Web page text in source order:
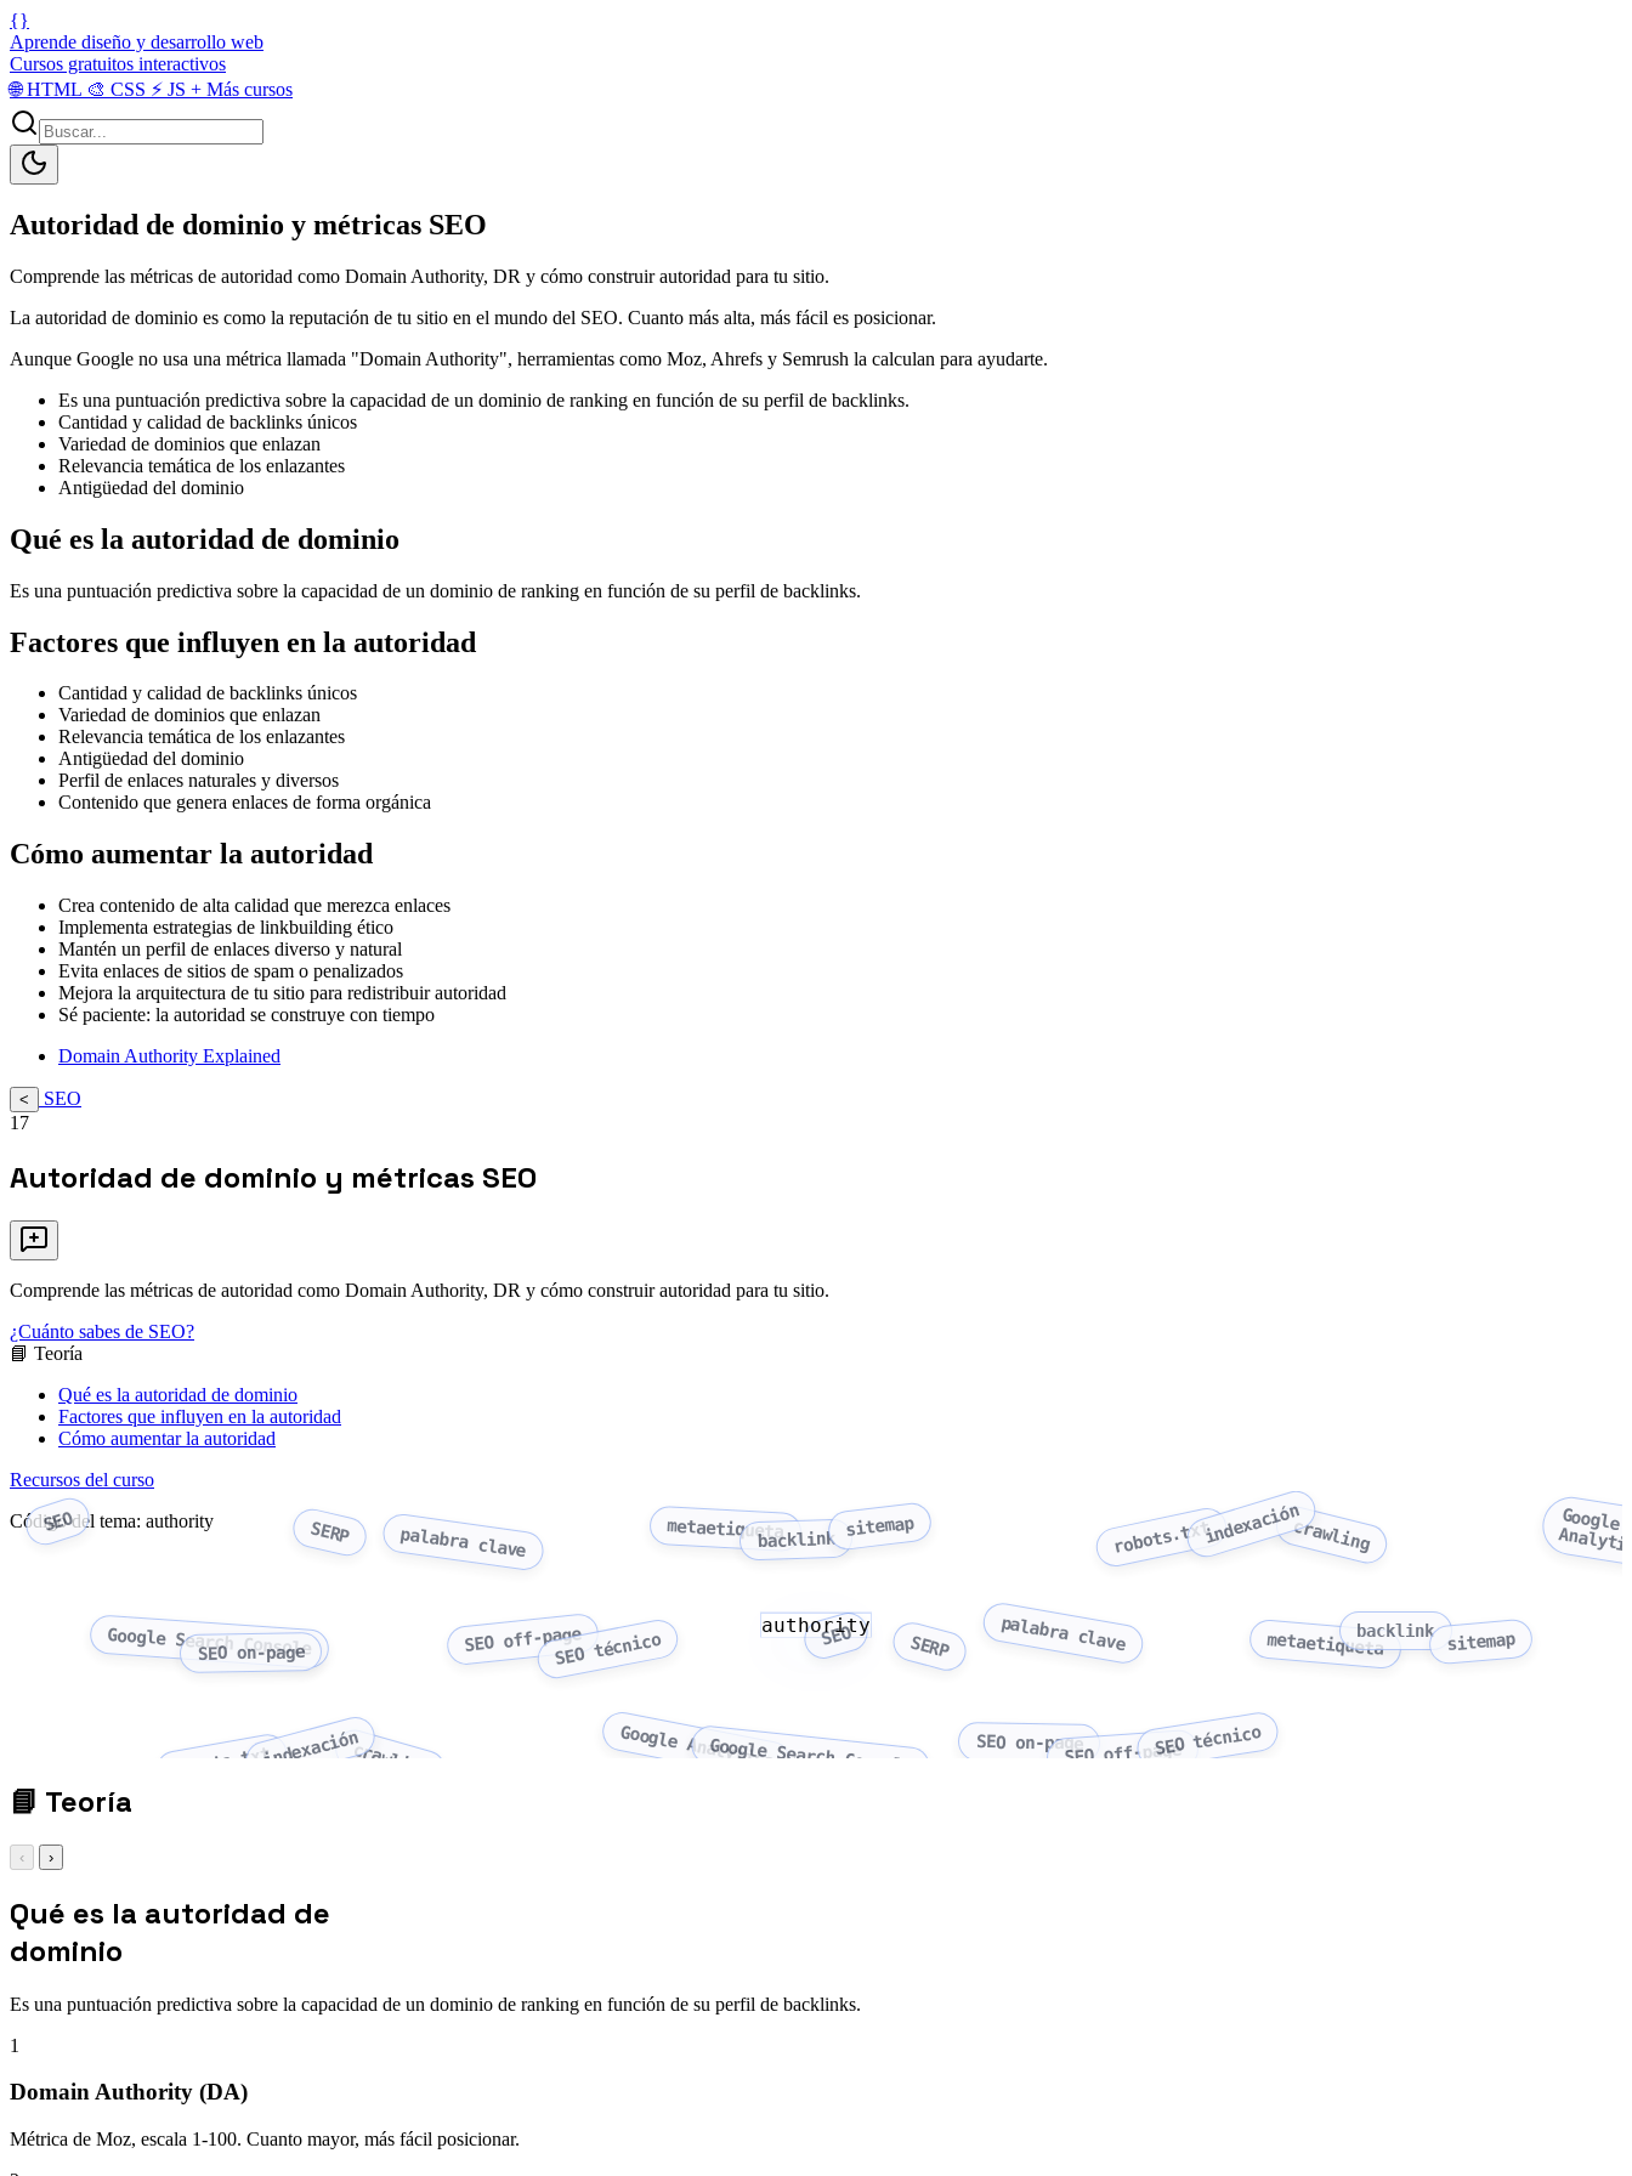
{}
Aprende diseño y desarrollo web
Cursos gratuitos interactivos
🌐HTML 🎨 CSS ⚡ JS + Más cursos
Autoridad de dominio y métricas SEO
Comprende las métricas de autoridad como Domain Authority, DR y cómo construir autoridad para tu sitio.
La autoridad de dominio es como la reputación de tu sitio en el mundo del SEO. Cuanto más alta, más fácil es posicionar.
Aunque Google no usa una métrica llamada "Domain Authority", herramientas como Moz, Ahrefs y Semrush la calculan para ayudarte.
Es una puntuación predictiva sobre la capacidad de un dominio de ranking en función de su perfil de backlinks.
Cantidad y calidad de backlinks únicos
Variedad de dominios que enlazan
Relevancia temática de los enlazantes
Antigüedad del dominio
Qué es la autoridad de dominio
Es una puntuación predictiva sobre la capacidad de un dominio de ranking en función de su perfil de backlinks.
Factores que influyen en la autoridad
Cantidad y calidad de backlinks únicos
Variedad de dominios que enlazan
Relevancia temática de los enlazantes
Antigüedad del dominio
Perfil de enlaces naturales y diversos
Contenido que genera enlaces de forma orgánica
Cómo aumentar la autoridad
Crea contenido de alta calidad que merezca enlaces
Implementa estrategias de linkbuilding ético
Mantén un perfil de enlaces diverso y natural
Evita enlaces de sitios de spam o penalizados
Mejora la arquitectura de tu sitio para redistribuir autoridad
Sé paciente: la autoridad se construye con tiempo
Domain Authority Explained
<
SEO
17
Autoridad de dominio y métricas SEO
Comprende las métricas de autoridad como Domain Authority, DR y cómo construir autoridad para tu sitio.
¿Cuánto sabes de SEO?
📘 Teoría
Qué es la autoridad de dominio
Factores que influyen en la autoridad
Cómo aumentar la autoridad
Recursos del curso
Código del tema: authority
SEO SERP palabra clave metaetiquetabacklink sitemap robots.txtindexacióncrawling Google
Google Search Console
SEO on-page SEO off-pageSEO técnico SEO SERP palabra clave metaetiquetabacklink sitemap
robots.txtindexacióncrawling Google AnalyticsGoogle Search Console SEO on-pageSEO off-pageSEO técnico
authority
📘 Teoría
‹ ›
Qué es la autoridad de
dominio
Es una puntuación predictiva sobre la capacidad de un dominio de ranking en función de su perfil de backlinks.
1
Domain Authority (DA)
Métrica de Moz, escala 1-100. Cuanto mayor, más fácil posicionar.